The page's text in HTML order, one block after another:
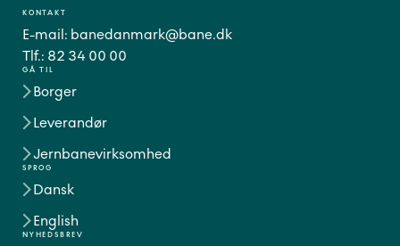
GÅ TIL
Borger
Leverandør
Jernbanevirksomhed
SPROG
Dansk
English
KONTAKT
E-mail: banedanmark@bane.dk
Tlf.: 82 34 00 00
NYHEDSBREV